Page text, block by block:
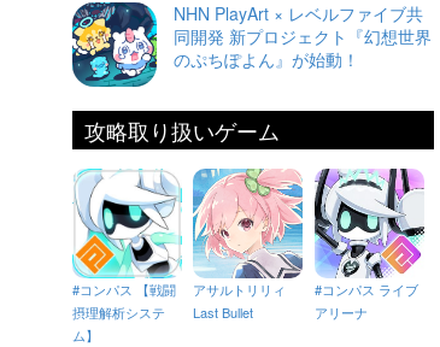
NHN PlayArt × レベルファイブ共
同開発 新プロジェクト『幻想世界
のぷちぽよん』が始動！
攻略取り扱いゲーム
#コンパス 【戦闘
摂理解析システ
ム】
アサルトリリィ
Last Bullet
#コンパス ライブ
アリーナ